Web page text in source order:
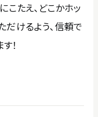
こたえ、どこかホッ
だけるよう、信頼で
！